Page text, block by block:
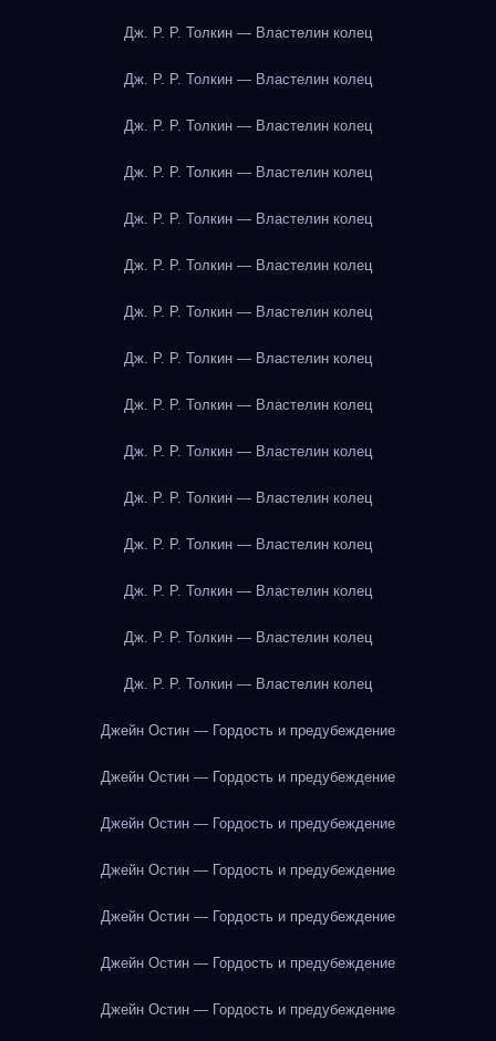
Дж. Р. Р. Толкин — Властелин колец
Дж. Р. Р. Толкин — Властелин колец
Дж. Р. Р. Толкин — Властелин колец
Дж. Р. Р. Толкин — Властелин колец
Дж. Р. Р. Толкин — Властелин колец
Дж. Р. Р. Толкин — Властелин колец
Дж. Р. Р. Толкин — Властелин колец
Дж. Р. Р. Толкин — Властелин колец
Дж. Р. Р. Толкин — Властелин колец
Дж. Р. Р. Толкин — Властелин колец
Дж. Р. Р. Толкин — Властелин колец
Дж. Р. Р. Толкин — Властелин колец
Дж. Р. Р. Толкин — Властелин колец
Дж. Р. Р. Толкин — Властелин колец
Дж. Р. Р. Толкин — Властелин колец
Джейн Остин — Гордость и предубеждение
Джейн Остин — Гордость и предубеждение
Джейн Остин — Гордость и предубеждение
Джейн Остин — Гордость и предубеждение
Джейн Остин — Гордость и предубеждение
Джейн Остин — Гордость и предубеждение
Джейн Остин — Гордость и предубеждение